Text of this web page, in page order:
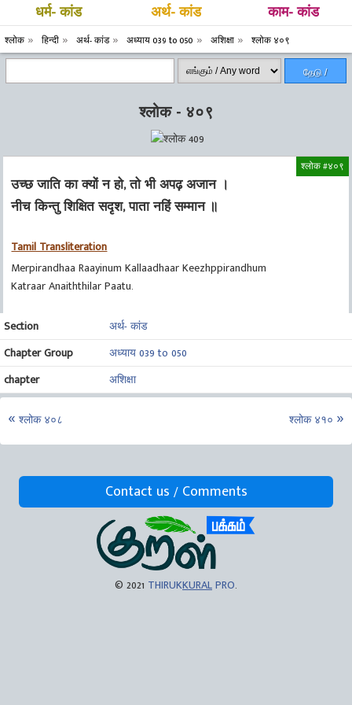
धर्म- कांड अर्थ- कांड काम- कांड
श्लोक हिन्दी अर्थ- कांड अध्याय 039 to 050 अशिक्षा श्लोक ४०९
தேடு /
श्लोक - ४०९
श्लोक #४०९
उच्छ जाति का क्यों न हो, तो भी अपढ़ अजान ।
नीच किन्तु शिक्षित सदृश, पाता नहिं सम्मान ॥
Tamil Transliteration
Merpirandhaa Raayinum Kallaadhaar Keezhppirandhum
Katraar Anaiththilar Paatu.
Section
अर्थ- कांड
Chapter Group
अध्याय 039 to 050
chapter
अशिक्षा
श्लोक ४०८ श्लोक ४१०
Contact us / Comments
© 2021 THIRUKKURALPRO.